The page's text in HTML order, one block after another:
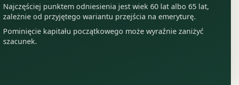
Najczęściej punktem odniesienia jest wiek 60 lat albo 65 lat,
zależnie od przyjętego wariantu przejścia na emeryturę.
Pominięcie kapitału początkowego może wyraźnie zaniżyć
szacunek.